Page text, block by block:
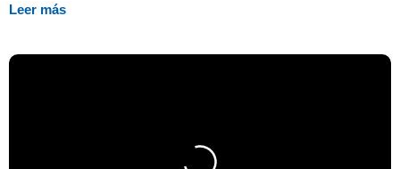
Leer más